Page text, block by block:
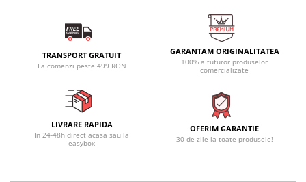
TRANSPORT GRATUIT
La comenzi peste 499 RON
GARANTAM ORIGINALITATEA
100% a tuturor produselor
comercializate
LIVRARE RAPIDA
In 24-48h direct acasa sau la
easybox
OFERIM GARANTIE
30 de zile la toate produsele!